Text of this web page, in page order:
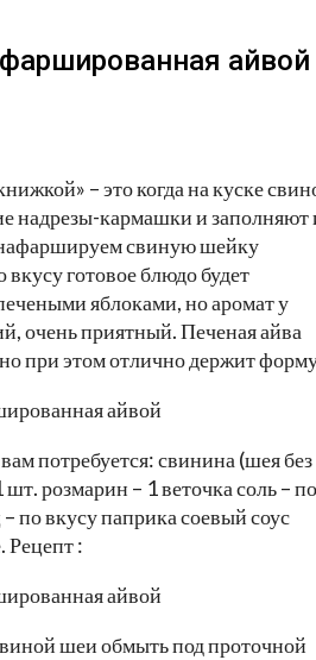
айвой
– это когда на куске
надрезы-кармашки и заполняют
свиную шейку
готовое блюдо будет
яблоками, но аромат у
очень приятный. Печеная айва
при этом отлично держит
потребуется: свинина (шея без
шт. розмарин – 1 веточка соль – по
по вкусу паприка соевый соус
Рецепт :
шеи обмыть под проточной